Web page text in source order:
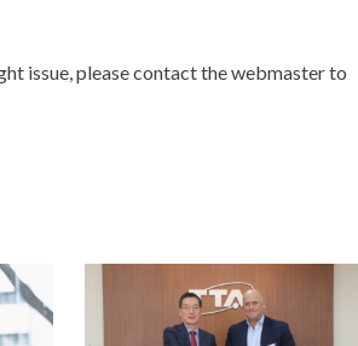
issue, please contact the webmaster to